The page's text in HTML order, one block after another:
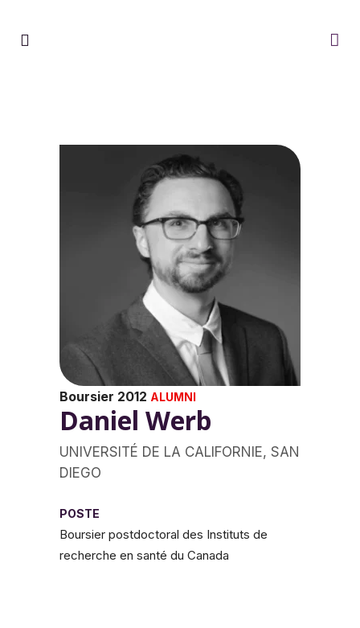
Boursier 2012 ALUMNI
Daniel Werb
UNIVERSITÉ DE LA CALIFORNIE, SAN
DIEGO
POSTE
Boursier postdoctoral des Instituts de
recherche en santé du Canada